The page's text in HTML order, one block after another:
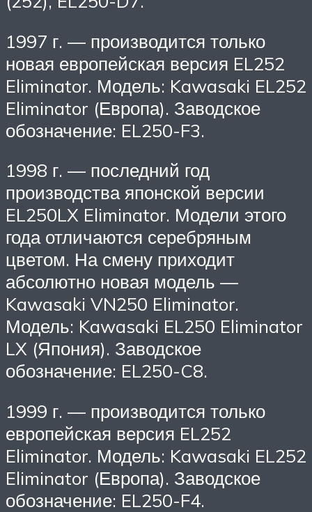
1997 г. — производится только
новая европейская версия EL252
Eliminator. Модель: Kawasaki EL252
Eliminator (Европа). Заводское
обозначение: EL250-F3.
1998 г. — последний год
производства японской версии
EL250LX Eliminator. Модели этого
года отличаются серебряным
цветом. На смену приходит
абсолютно новая модель —
Kawasaki VN250 Eliminator.
Модель: Kawasaki EL250 Eliminator
LX (Япония). Заводское
обозначение: EL250-C8.
1999 г. — производится только
европейская версия EL252
Eliminator. Модель: Kawasaki EL252
Eliminator (Европа). Заводское
обозначение: EL250-F4.